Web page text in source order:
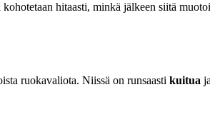
kohotetaan hitaasti, minkä jälkeen siitä
ruokavaliota. Niissä on runsaasti kuitua